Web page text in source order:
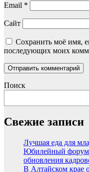
Email *
Сайт
Сохранить моё имя,
последующих моих
Поиск
Свежие записи
Лучшая еда для
Юбилейный форум
обновления
В Алтайском крае